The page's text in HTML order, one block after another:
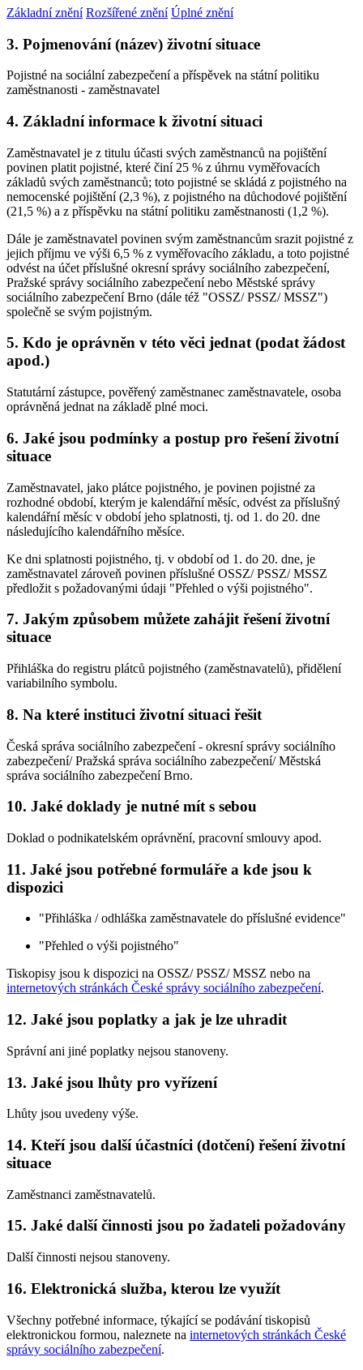
Základní znění Rozšířené znění Úplné znění
3. Pojmenování (název) životní situace
Pojistné na sociální zabezpečení a příspěvek na státní politiku
zaměstnanosti - zaměstnavatel
4. Základní informace k životní situaci
Zaměstnavatel je z titulu účasti svých zaměstnanců na pojištění
povinen platit pojistné, které činí 25 % z úhrnu vyměřovacích
základů svých zaměstnanců; toto pojistné se skládá z pojistného na
nemocenské pojištění (2,3 %), z pojistného na důchodové pojištění
(21,5 %) a z příspěvku na státní politiku zaměstnanosti (1,2 %).
Dále je zaměstnavatel povinen svým zaměstnancům srazit pojistné z
jejich příjmu ve výši 6,5 % z vyměřovacího základu, a toto pojistné
odvést na účet příslušné okresní správy sociálního zabezpečení,
Pražské správy sociálního zabezpečení nebo Městské správy
sociálního zabezpečení Brno (dále též "OSSZ/ PSSZ/ MSSZ")
společně se svým pojistným.
5. Kdo je oprávněn v této věci jednat (podat žádost
apod.)
Statutární zástupce, pověřený zaměstnanec zaměstnavatele, osoba
oprávněná jednat na základě plné moci.
6. Jaké jsou podmínky a postup pro řešení životní
situace
Zaměstnavatel, jako plátce pojistného, je povinen pojistné za
rozhodné období, kterým je kalendářní měsíc, odvést za příslušný
kalendářní měsíc v období jeho splatnosti, tj. od 1. do 20. dne
následujícího kalendářního měsíce.
Ke dni splatnosti pojistného, tj. v období od 1. do 20. dne, je
zaměstnavatel zároveň povinen příslušné OSSZ/ PSSZ/ MSSZ
předložit s požadovanými údaji "Přehled o výši pojistného".
7. Jakým způsobem můžete zahájit řešení životní
situace
Přihláška do registru plátců pojistného (zaměstnavatelů), přidělení
variabilního symbolu.
8. Na které instituci životní situaci řešit
Česká správa sociálního zabezpečení - okresní správy sociálního
zabezpečení/ Pražská správa sociálního zabezpečení/ Městská
správa sociálního zabezpečení Brno.
10. Jaké doklady je nutné mít s sebou
Doklad o podnikatelském oprávnění, pracovní smlouvy apod.
11. Jaké jsou potřebné formuláře a kde jsou k
dispozici
"Přihláška / odhláška zaměstnavatele do příslušné evidence"
"Přehled o výši pojistného"
Tiskopisy jsou k dispozici na OSSZ/ PSSZ/ MSSZ nebo na
internetových stránkách České správy sociálního zabezpečení.
12. Jaké jsou poplatky a jak je lze uhradit
Správní ani jiné poplatky nejsou stanoveny.
13. Jaké jsou lhůty pro vyřízení
Lhůty jsou uvedeny výše.
14. Kteří jsou další účastníci (dotčení) řešení životní
situace
Zaměstnanci zaměstnavatelů.
15. Jaké další činnosti jsou po žadateli požadovány
Další činnosti nejsou stanoveny.
16. Elektronická služba, kterou lze využít
Všechny potřebné informace, týkající se podávání tiskopisů
elektronickou formou, naleznete na internetových stránkách České
správy sociálního zabezpečení.